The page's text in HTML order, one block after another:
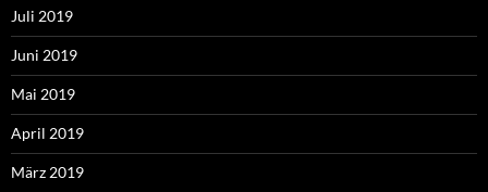
Juli 2019
Juni 2019
Mai 2019
April 2019
März 2019